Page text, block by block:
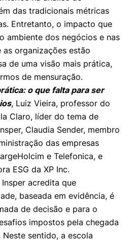
Moraes
das tradicionais métricas
Entretanto, o impacto que
ambiente dos negócios e nas
organizações estão
de uma visão mais prática,
de mensuração.
o que falta para ser
, Luiz Vieira, professor do
Claro, líder do tema de
Claudia Sender, membro
das empresas
e Telefonica, e
ESG da XP Inc.
Insper acredita que
baseada em evidência, é
de decisão e para o
impostos pela chegada
sentido, a escola